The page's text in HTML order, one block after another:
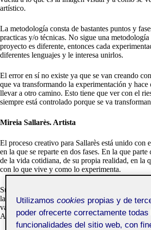
artístico.
La metodología consta de bastantes puntos y
practicas y/o técnicas. No sigue una
proyecto es diferente, entonces cada
diferentes lenguajes y le interesa unirlos.
El error en sí no existe ya que se van creando
que va transformando la experimentación y hace
llevar a otro camino. Esto tiene que ver con el
siempre está controlado porque se va
Mireia Sallarès. Artista
El proceso creativo para Sallarès está unido con
en la que se reparte en dos fases. En la que parte
de la vida cotidiana, de su propia realidad, en la
con lo que vive y como lo experimenta.
Su metodología no es lineal, sino que tiene
la que sobre todo el principio no está controlado
va trabajando sobre la pieza va naciendo el
Al mismo tiempo el inicio del mismo ya crea de
Utilizamoscookies propias y de
poder ofrecerte correctamente todas
funcionalidades del sitio web, con